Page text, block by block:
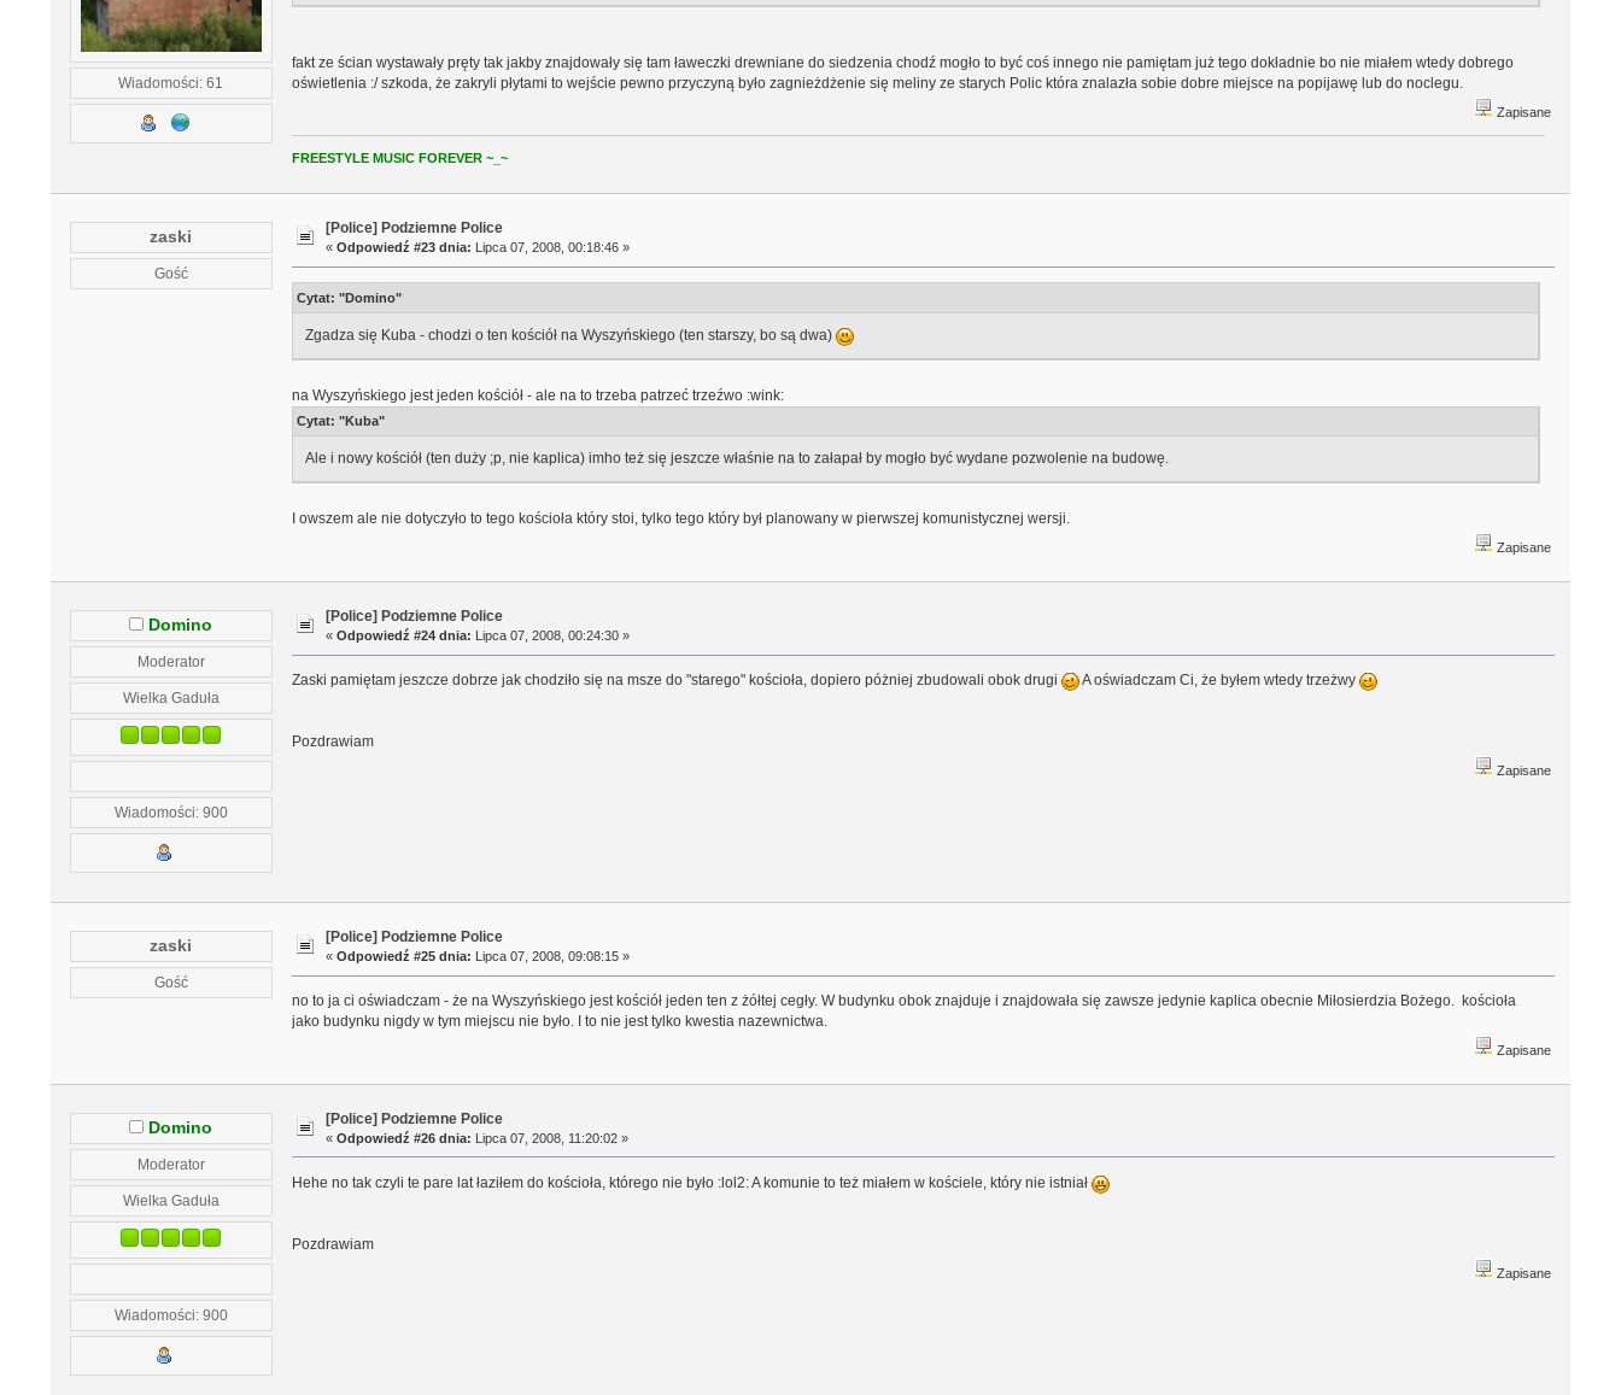
Wiadomości: 61
fakt ze ścian wystawały pręty tak jakby znajdowały się tam ławeczki drewniane do siedzenia chodź mogło to być coś innego nie pamiętam już tego dokładnie bo nie miałem wtedy dobrego
oświetlenia :/ szkoda, że zakryli płytami to wejście pewno przyczyną było zagnieżdżenie się meliny ze starych Polic która znalazła sobie dobre miejsce na popijawę lub do noclegu.
Zapisane
FREESTYLE MUSIC FOREVER ~_~
zaski
Gość
[Police] Podziemne Police
«Odpowiedź #23 dnia: Lipca 07, 2008, 00:18:46 »
Cytat: "Domino"
Zgadza się Kuba - chodzi o ten kościół na Wyszyńskiego (ten starszy, bo są dwa)
na Wyszyńskiego jest jeden kościół - ale na to trzeba patrzeć trzeźwo :wink:
Cytat: "Kuba"
Ale i nowy kościół (ten duży ;p, nie kaplica) imho też się jeszcze właśnie na to załapał by mogło być wydane pozwolenie na budowę.
I owszem ale nie dotyczyło to tego kościoła który stoi, tylko tego który był planowany w pierwszej komunistycznej wersji.
Zapisane
Domino
Moderator
Wielka Gaduła
Wiadomości: 900
[Police] Podziemne Police
«Odpowiedź #24 dnia: Lipca 07, 2008, 00:24:30 »
Zaski pamiętam jeszcze dobrze jak chodziło się na msze do "starego" kościoła, dopiero póżniej zbudowali obok drugi A oświadczam Ci, że byłem wtedy trzeżwy
Pozdrawiam
Zapisane
zaski
Gość
[Police] Podziemne Police
«Odpowiedź #25 dnia: Lipca 07, 2008, 09:08:15 »
no to ja ci oświadczam - że na Wyszyńskiego jest kościół jeden ten z żółtej cegły. W budynku obok znajduje i znajdowała się zawsze jedynie kaplica obecnie Miłosierdzia Bożego. kościoła
jako budynku nigdy w tym miejscu nie było. I to nie jest tylko kwestia nazewnictwa.
Zapisane
Domino
Moderator
Wielka Gaduła
Wiadomości: 900
[Police] Podziemne Police
«Odpowiedź #26 dnia: Lipca 07, 2008, 11:20:02 »
Hehe no tak czyli te pare lat łaziłem do kościoła, którego nie było :lol2: A komunie to też miałem w kościele, który nie istniał
Pozdrawiam
Zapisane